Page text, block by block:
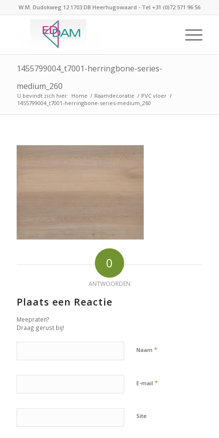
W.M. Dudokweg 12 1703 DB Heerhugowaard - Tel +31 (0)72 571 96 56
1455799004_t7001-herringbone-series-
medium_260
U bevindt zich hier: Home / Raamdecoratie / PVC vloer /
1455799004_t7001-herringbone-series-medium_260
0
ANTWOORDEN
Plaats een Reactie
Meepraten?
Draag gerust bij!
Naam *
E-mail *
Site